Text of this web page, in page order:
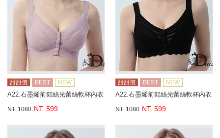
甜甜價 BEST NEW
A22.石墨烯前釦絲光蕾絲軟杯內衣
NT. 1080 NT. 599
甜甜價 BEST NEW
A22.石墨烯前釦絲光蕾絲軟杯內衣
NT. 1080 NT. 599